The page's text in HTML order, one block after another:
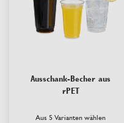
Ausschank-Becher aus
rPET
Aus 5 Varianten wählen